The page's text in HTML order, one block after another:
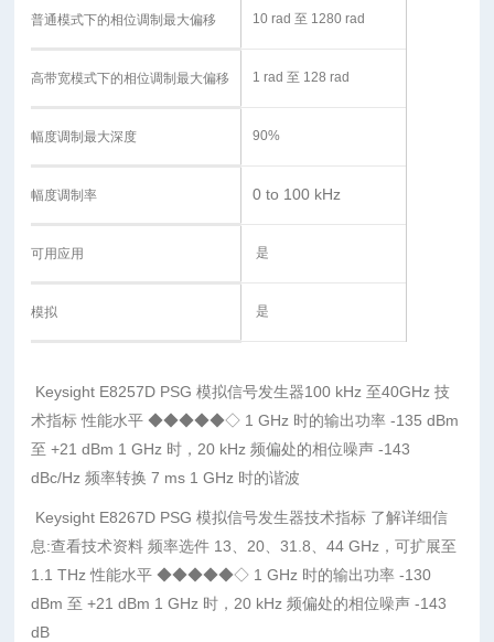
普通模式下的相位调制最大偏移 10 rad 至 1280 rad
高带宽模式下的相位调制最大偏移 1 rad 至 128 rad
幅度调制最大深度 90%
幅度调制率 0 to 100 kHz
可用应用 是
模拟 是
Keysight E8257D PSG 模拟信号发生器100 kHz 至40GHz 技
术指标 性能水平 ◆◆◆◆◆◇ 1 GHz 时的输出功率 -135 dBm
至 +21 dBm 1 GHz 时，20 kHz 频偏处的相位噪声 -143
dBc/Hz 频率转换 7 ms 1 GHz 时的谐波
Keysight E8267D PSG 模拟信号发生器技术指标 了解详细信
息:查看技术资料 频率选件 13、20、31.8、44 GHz，可扩展至
1.1 THz 性能水平 ◆◆◆◆◆◇ 1 GHz 时的输出功率 -130
dBm 至 +21 dBm 1 GHz 时，20 kHz 频偏处的相位噪声 -143
dB